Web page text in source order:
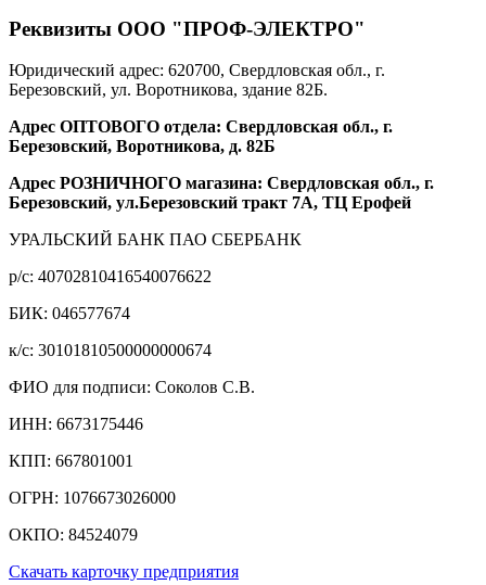
Реквизиты ООО "ПРОФ-ЭЛЕКТРО"
Юридический адрес: 620700, Свердловская обл., г.
Березовский, ул. Воротникова, здание 82Б.
Адрес ОПТОВОГО отдела: Свердловская обл., г.
Березовский, Воротникова, д. 82Б
Адрес РОЗНИЧНОГО магазина: Свердловская обл., г.
Березовский, ул.Березовский тракт 7А, ТЦ Ерофей
УРАЛЬСКИЙ БАНК ПАО СБЕРБАНК
р/c: 40702810416540076622
БИК: 046577674
к/c: 30101810500000000674
ФИО для подписи: Соколов С.В.
ИНН: 6673175446
КПП: 667801001
ОГРН: 1076673026000
ОКПО: 84524079
Скачать карточку предприятия